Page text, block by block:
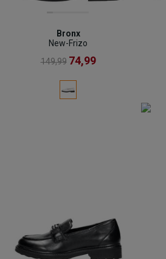
Bronx
New-Frizo
149,99 74,99